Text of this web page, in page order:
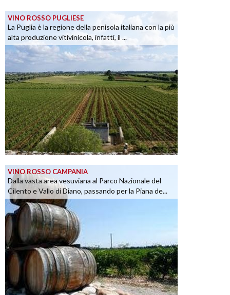
VINO ROSSO PUGLIESE
La Puglia è la regione della penisola italiana con la più
alta produzione vitivinicola, infatti, il ...
VINO ROSSO CAMPANIA
Dalla vasta area vesuviana al Parco Nazionale del
Cilento e Vallo di Diano, passando per la Piana de...